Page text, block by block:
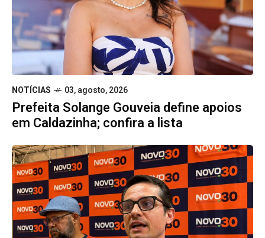
NOTÍCIAS 03, agosto, 2026
Prefeita Solange Gouveia define apoios
em Caldazinha; confira a lista